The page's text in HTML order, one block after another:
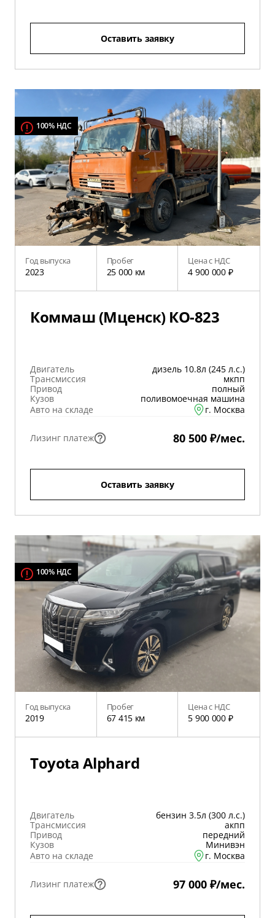
Оставить заявку
100% НДС
Год выпуска
2023
Пробег
25 000 км
Цена с НДС
4 900 000 ₽
Коммаш (Мценск) КО-823
Двигатель
дизель 10.8л (245 л.с.)
Трансмиссия
мкпп
Привод
полный
Кузов
поливомоечная машина
Авто на складе
г. Москва
Лизинг платеж 80 500 ₽/мес.
Оставить заявку
100% НДС
Год выпуска
2019
Пробег
67 415 км
Цена с НДС
5 900 000 ₽
Toyota Alphard
Двигатель
бензин 3.5л (300 л.с.)
Трансмиссия
акпп
Привод
передний
Кузов
Минивэн
Авто на складе
г. Москва
Лизинг платеж 97 000 ₽/мес.